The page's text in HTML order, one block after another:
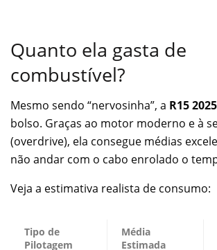
Quanto ela gasta de
combustível?
Mesmo sendo “nervosinha”, a R15 2025
bolso. Graças ao motor moderno e à
(overdrive), ela consegue médias
não andar com o cabo enrolado o
Veja a estimativa realista de consumo:
Tipo de
Pilotagem
Média
Estimada